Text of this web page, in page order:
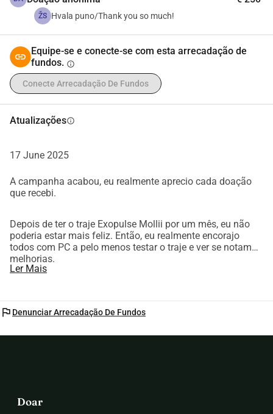
- Meu pé direito está completamente apoiado
- A parte superior do meu pé não dói quando ando
- Meus braços ficaram mais fortes, então posso cortar
alimentos
- Faço os exercícios mais rapidamente, por exemplo, ando
PT:
pedindo ajuda com o valor restante.
Como você pode ajudar
Qualquer quantia, grande ou pequena, me aproxima do
meu objetivo.
Se você não puder doar, compartilhar esta campanha com
outras pessoas significaria muito para mim.
jornada em direção a mais independência.
ŽS Hvala puno/Thank you so much!
Equipe-se e conecte-se com esta arrecadação de
fundos. info
Conecte Arrecadação De Fundos
Atualizaçõesinfo
17 June 2025
A campanha acabou, eu realmente aprecio cada doação
que recebi.
Depois de ter o traje Exopulse Mollii por um mês, eu não
poderia estar mais feliz. Então, eu realmente encorajo
todos com PC a pelo menos testar o traje e ver se notam
melhorias.
Ler Mais
flag Denunciar Arrecadação De Fundos
Doar